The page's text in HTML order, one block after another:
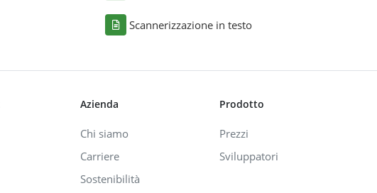
Scannerizzazione in testo
Azienda
Chi siamo
Carriere
Sostenibilità
Prodotto
Prezzi
Sviluppatori